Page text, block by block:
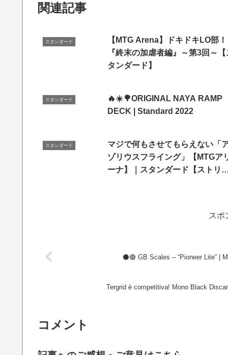
関連記事
スタンダード
【MTG Arena】ドキドキLO部！
『終末の加虐者編』～第3回～【
タンダード】
スタンダード
🔥☀️🌳ORIGINAL NAYA RAMP
DECK | Standard 2022
スタンダード
マジで何もさせてもらえない「
ゾリウスフライング」【MTGア
ーナ】｜スタンダード【ストリ
スポ
⚫🟢 GB Scales – “Pioneer Lite” |
Tergrid è competitiva! Mono Black
コメント